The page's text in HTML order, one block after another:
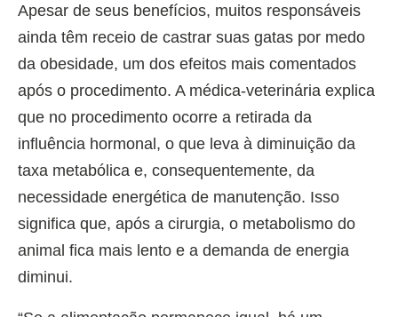
Apesar de seus benefícios, muitos responsáveis
ainda têm receio de castrar suas gatas por medo
da obesidade, um dos efeitos mais comentados
após o procedimento. A médica-veterinária explica
que no procedimento ocorre a retirada da
influência hormonal, o que leva à diminuição da
taxa metabólica e, consequentemente, da
necessidade energética de manutenção. Isso
significa que, após a cirurgia, o metabolismo do
animal fica mais lento e a demanda de energia
diminui.